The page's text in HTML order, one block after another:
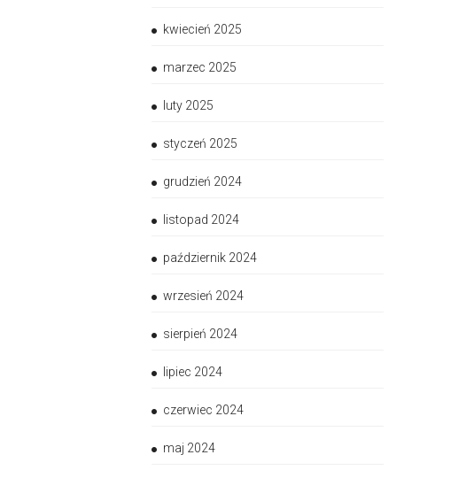
kwiecień 2025
marzec 2025
luty 2025
styczeń 2025
grudzień 2024
listopad 2024
październik 2024
wrzesień 2024
sierpień 2024
lipiec 2024
czerwiec 2024
maj 2024